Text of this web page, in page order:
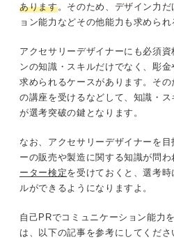
あります。そのため、デザイン力
ョン能力などその他能力も求められ
アクセサリーデザイナーにも必須
ンの知識・スキルだけでなく、彫
求められるケースがあります。そ
の講座を受けるなどして、知識・
が選考突破の鍵となります。
なお、アクセサリーデザイナーを
ーの販売や製造に関する知識が問わ
ーター検定を受けておくと、選考
ルができるようになりますよ。
自己PRでコミュニケーション能力
は、以下の記事を参考にしてくださ